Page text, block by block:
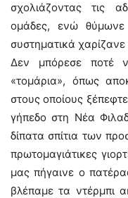
σχολιάζοντας τις
ομάδες, ενώ θύμωνε
συστηματικά χαρίζανε
Δεν μπόρεσε ποτέ
«τομάρια», όπως
στους οποίους
γήπεδο στη Νέα
δίπατα σπίτια των
πρωτομαγιάτικες
μας πήγαινε ο
βλέπαμε τα ντέρμπι